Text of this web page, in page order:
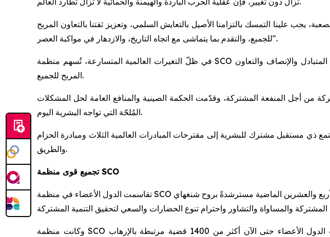
يجب علينا التمسك بالتزامنا الأصيل بالتعايش السلمي، وتعزيز ثقتنا بالتعاون المربح
للجميع، والتقدم بما يتماشى مع اتجاه التاريخ، والازدهار في مواكبة العصر".
في ظلّ التغيرات العالمية المتسارعة، تُسهم منظمة SCO في تحسين الحوكمة العالمية من خلال تعزيز نمط جديد من العلاقات الدولية، يقوم على الاحترام المتبادل والإنصاف والتعاون
المربح للجميع.
من أجل المنفعة المشتركة، وقدّمت الحكمة الصينية والمنافع العامة لحل المشكلات
المُلحّة التي تواجه البشرية اليوم.
ذي مستقبل مشترك للبشرية إلى مقترحات المبادرات العالمية الثلاث ومبادرة الحزام
والطريق.
تجميع قوى منظمة SCO
تقاسمت الدول الأعضاء في منظمة SCO الفرص، وسعت إلى تحقيق التنمية المشتركة، وحققت إنجازات رائدة وتاريخية على مدى السنوات الأربع والعشرين الماضية مسترشدةً بروح شنغهاي
وكانت منظمة SCO سبّاقة في اتخاذ إجراءات متعددة الأطراف ضد قوى الإرهاب والانفصالية والتطرف. وقد أحبطت الدول الأعضاء حتى الآن أكثر من 1400 قضية مرتبطة بالإرهاب